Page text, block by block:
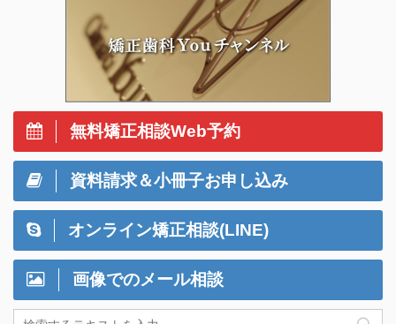
無料矯正相談Web予約
資料請求＆小冊子お申し込み
オンライン矯正相談(LINE)
画像でのメール相談